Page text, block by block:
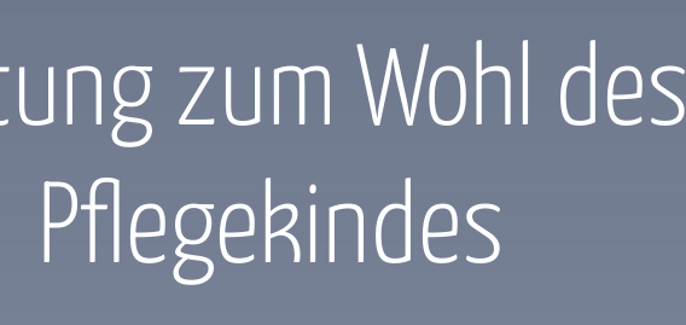
zum Wohl des
Pflegekindes